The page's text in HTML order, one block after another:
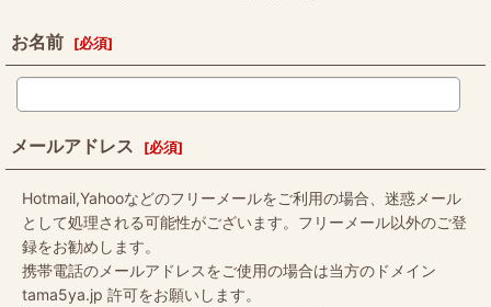
お名前 [必須]
メールアドレス [必須]
Hotmail,Yahooなどのフリーメールをご利用の場合、迷惑メール
として処理される可能性がございます。フリーメール以外のご登
録をお勧めします。
携帯電話のメールアドレスをご使用の場合は当方のドメイン
tama5ya.jp 許可をお願いします。